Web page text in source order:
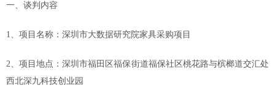
一、谈判内容
1、项目名称：深圳市大数据研究院家具采购项目
2、项目地点：深圳市福田区福保街道福保社区桃花路与槟榔道交汇处
西北深九科技创业园